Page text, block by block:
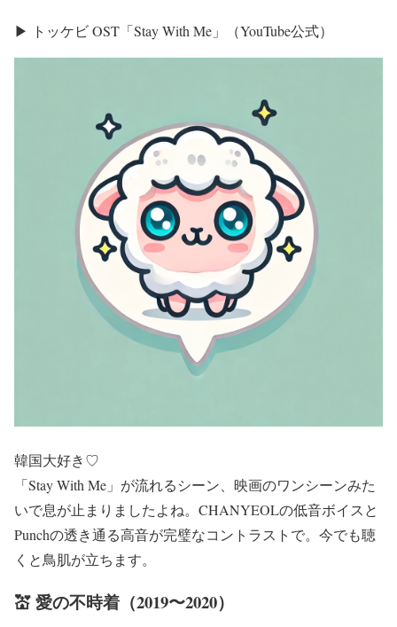
▶ トッケビ OST「Stay With Me」（YouTube公式）
韓国大好き♡
「Stay With Me」が流れるシーン、映画のワンシーンみた
いで息が止まりましたよね。CHANYEOLの低音ボイスと
Punchの透き通る高音が完璧なコントラストで。今でも聴
くと鳥肌が立ちます。
💒 愛の不時着（2019〜2020）